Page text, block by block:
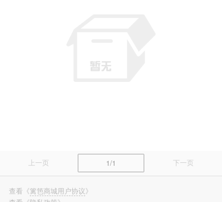
上一页 1/1 下一页
查看 《篱笆商城用户协议》